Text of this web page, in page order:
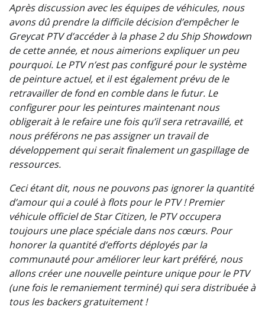
Après discussion avec les équipes de véhicules, nous
avons dû prendre la difficile décision d’empêcher le
Greycat PTV d’accéder à la phase 2 du Ship Showdown
de cette année, et nous aimerions expliquer un peu
pourquoi. Le PTV n’est pas configuré pour le système
de peinture actuel, et il est également prévu de le
retravailler de fond en comble dans le futur. Le
configurer pour les peintures maintenant nous
obligerait à le refaire une fois qu’il sera retravaillé, et
nous préférons ne pas assigner un travail de
développement qui serait finalement un gaspillage de
ressources.
Ceci étant dit, nous ne pouvons pas ignorer la quantité
d’amour qui a coulé à flots pour le PTV ! Premier
véhicule officiel de Star Citizen, le PTV occupera
toujours une place spéciale dans nos cœurs. Pour
honorer la quantité d’efforts déployés par la
communauté pour améliorer leur kart préféré, nous
allons créer une nouvelle peinture unique pour le PTV
(une fois le remaniement terminé) qui sera distribuée à
tous les backers gratuitement !